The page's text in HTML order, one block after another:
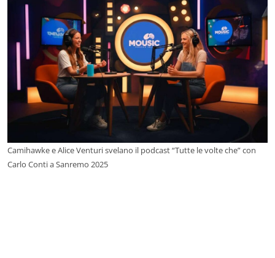
Camihawke e Alice Venturi svelano il podcast “Tutte le volte che” con
Carlo Conti a Sanremo 2025